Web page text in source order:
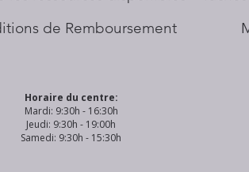
de Remboursement
Horaire du centre:
Mardi: 9:30h - 16:30h
Jeudi: 9:30h - 19:00h
Samedi: 9:30h - 15:30h